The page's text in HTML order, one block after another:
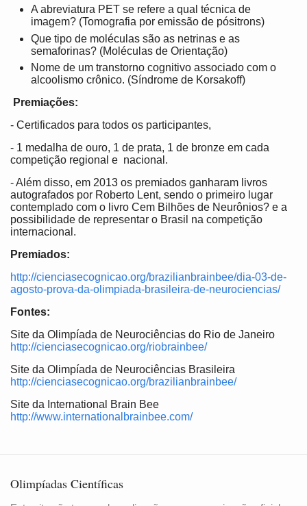
A abreviatura PET se refere a qual técnica de
imagem? (Tomografia por emissão de pósitrons)
Que tipo de moléculas são as netrinas e as
semaforinas? (Moléculas de Orientação)
Nome de um transtorno cognitivo associado com o
alcoolismo crônico. (Síndrome de Korsakoff)
Premiações:
- Certificados para todos os participantes,
- 1 medalha de ouro, 1 de prata, 1 de bronze em cada
competição regional e nacional.
- Além disso, em 2013 os premiados ganharam livros
autografados por Roberto Lent, sendo o primeiro lugar
contemplado com o livro Cem Bilhões de Neurônios? e a
possibilidade de representar o Brasil na competição
internacional.
Premiados:
http://cienciasecognicao.org/brazilianbrainbee/dia-03-de-
agosto-prova-da-olimpiada-brasileira-de-neurociencias/
Fontes:
Site da Olimpíada de Neurociências do Rio de Janeiro
http://cienciasecognicao.org/riobrainbee/
Site da Olimpíada de Neurociências Brasileira
http://cienciasecognicao.org/brazilianbrainbee/
Site da International Brain Bee
http://www.internationalbrainbee.com/
Olimpíadas Científicas